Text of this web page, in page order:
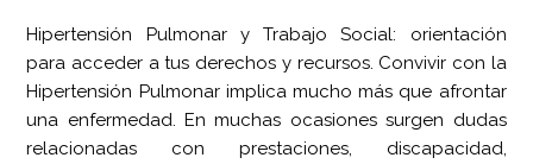
Hipertensión Pulmonar y Trabajo Social: orientación
para acceder a tus derechos y recursos. Convivir con la
Hipertensión Pulmonar implica mucho más que afrontar
una enfermedad. En muchas ocasiones surgen dudas
relacionadas con prestaciones, discapacidad,